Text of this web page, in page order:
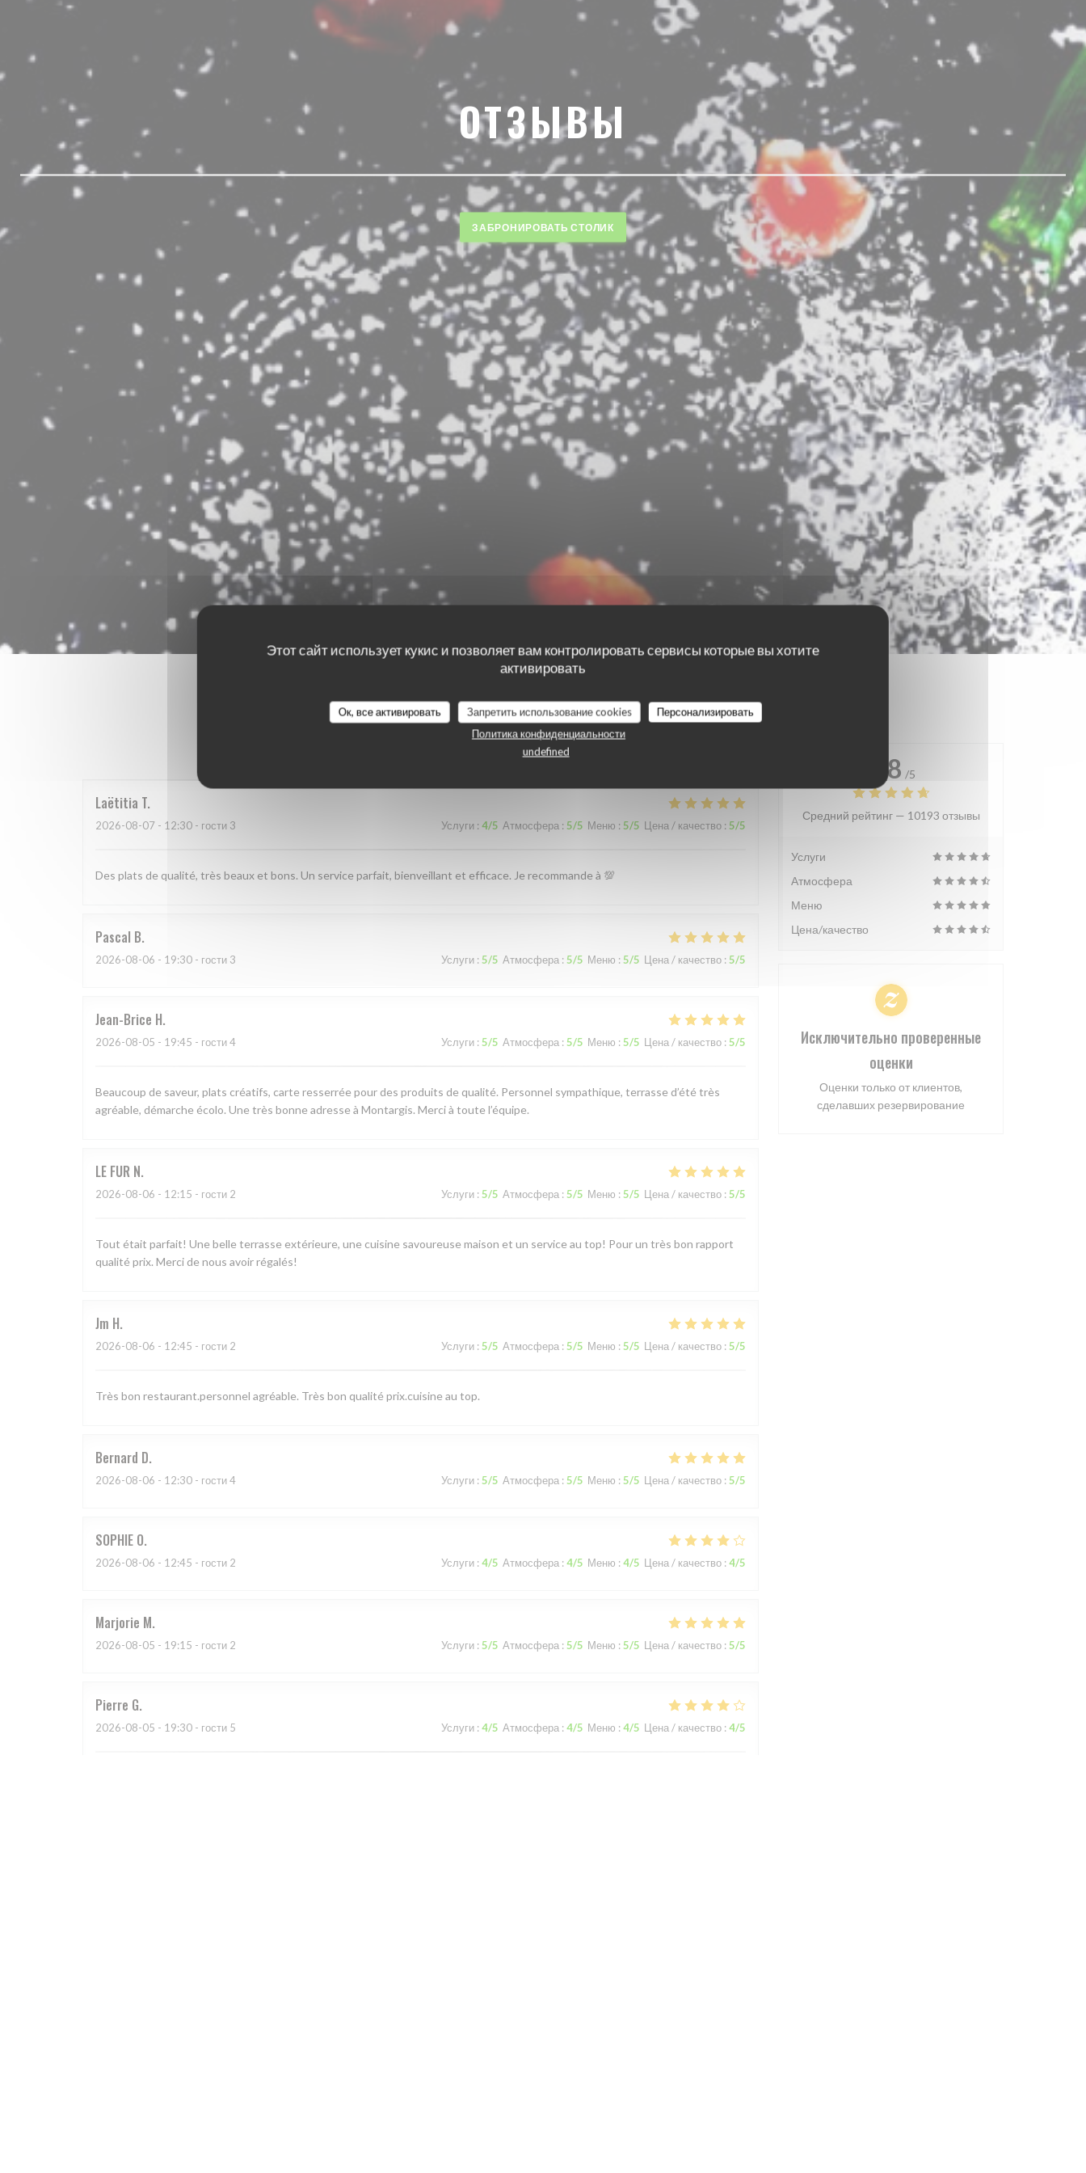
Этот сайт использует кукис и позволяет вам контролировать сервисы которые вы хотите
активировать
Ок, все активировать Запретить использование cookies
Персонализировать
Политика конфиденциальности
undefined
ОТЗЫВЫ
ЗАБРОНИРОВАТЬ СТОЛИК
Оценки наших посетителей
Laëtitia T
2026-08-07 - 12:30 - гости 3 Услуги : 4/5 Атмосфера : 5/5 Меню : 5/5 Цена / качество : 5/5
Des plats de qualité, très beaux et bons. Un service parfait, bienveillant et efficace. Je recommande à 💯
Pascal B
2026-08-06 - 19:30 - гости 3 Услуги :5/5 Атмосфера :5/5 Меню :5/5 Цена / качество :5/5
Jean-Brice H
2026-08-05 - 19:45 - гости 4 Услуги : 5/5 Атмосфера : 5/5 Меню : 5/5 Цена / качество : 5/5
Beaucoup de saveur, plats créatifs, carte resserrée pour des produits de qualité. Personnel sympathique, terrasse d’été très
agréable, démarche écolo. Une très bonne adresse à Montargis. Merci à toute l’équipe.
LE FUR N
2026-08-06 - 12:15 - гости 2 Услуги : 5/5 Атмосфера : 5/5 Меню : 5/5 Цена / качество : 5/5
Tout était parfait! Une belle terrasse extérieure, une cuisine savoureuse maison et un service au top! Pour un très bon rapport
qualité prix. Merci de nous avoir régalés!
Jm H
2026-08-06 - 12:45 - гости 2 Услуги : 5/5 Атмосфера : 5/5 Меню : 5/5 Цена / качество : 5/5
Très bon restaurant.personnel agréable. Très bon qualité prix.cuisine au top.
Bernard D
2026-08-06 - 12:30 - гости 4 Услуги : 5/5 Атмосфера : 5/5 Меню : 5/5 Цена / качество : 5/5
SOPHIE O
2026-08-06 - 12:45 - гости 2 Услуги : 4/5 Атмосфера : 4/5 Меню : 4/5 Цена / качество : 4/5
Marjorie M
2026-08-05 - 19:15 - гости 2 Услуги : 5/5 Атмосфера : 5/5 Меню : 5/5 Цена / качество : 5/5
Pierre G
2026-08-05 - 19:30 - гости 5 Услуги : 4/5 Атмосфера : 4/5 Меню : 4/5 Цена / качество : 4/5
4.8 /5
Средний рейтинг — 10193 отзывы
Услуги
Атмосфера
Меню
Цена/качество
Исключительно проверенные
оценки
Оценки только от клиентов,
сделавших резервирование